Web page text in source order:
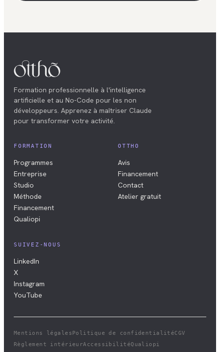
Formation professionnelle à l'intelligence
artificielle et au No-Code pour les non
développeurs. Apprenez à maîtriser Claude
pour transformer votre activité.
FORMATION
Programmes
Entreprise
Studio
Méthode
Financement
Qualiopi
OTTHO
Avis
Financement
Contact
Atelier gratuit
SUIVEZ-NOUS
LinkedIn
X
Instagram
YouTube
Mentions légalesPolitique de confidentialitéCGV
Règlement intérieurAccessibilitéQualiopi